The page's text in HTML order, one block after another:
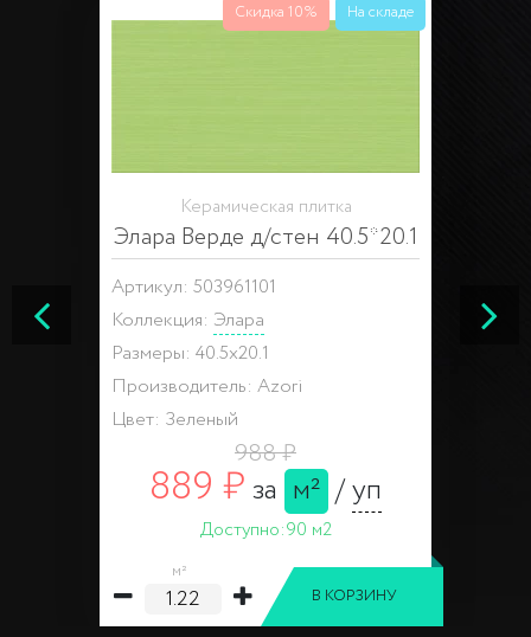
Скидка 10% На складе
Керамическая плитка
Элара Верде д/стен 40.5*20.1
Артикул: 503961101
Коллекция: Элара
Размеры: 40.5x20.1
Производитель: Azori
Цвет: Зеленый
988 ₽
889 ₽за м² /уп
Доступно:90 м2
м²
В КОРЗИНУ